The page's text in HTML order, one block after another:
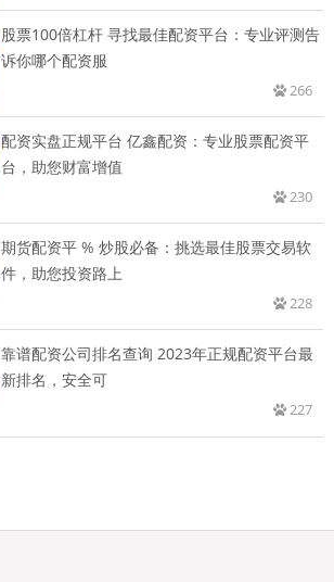
股票100倍杠杆 寻找最佳配资平台：专业评测告
诉你哪个配资服
266
配资实盘正规平台 亿鑫配资：专业股票配资平
台，助您财富增值
230
期货配资平 % 炒股必备：挑选最佳股票交易软
件，助您投资路上
228
靠谱配资公司排名查询 2023年正规配资平台最
新排名，安全可
227